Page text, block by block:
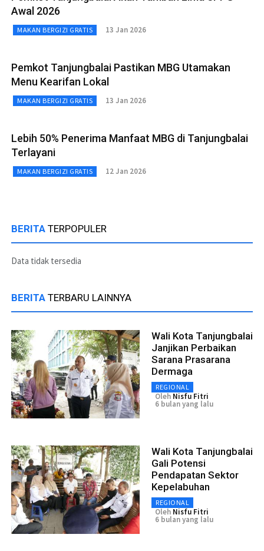
Awal 2026
MAKAN BERGIZI GRATIS 13 Jan 2026
Pemkot Tanjungbalai Pastikan MBG Utamakan
Menu Kearifan Lokal
MAKAN BERGIZI GRATIS 13 Jan 2026
Lebih 50% Penerima Manfaat MBG di Tanjungbalai
Terlayani
MAKAN BERGIZI GRATIS 12 Jan 2026
BERITA TERPOPULER
Data tidak tersedia
BERITA TERBARU LAINNYA
Wali Kota Tanjungbalai
Janjikan Perbaikan
Sarana Prasarana
Dermaga
REGIONAL
Oleh Nisfu Fitri
6 bulan yang lalu
Wali Kota Tanjungbalai
Gali Potensi
Pendapatan Sektor
Kepelabuhan
REGIONAL
Oleh Nisfu Fitri
6 bulan yang lalu